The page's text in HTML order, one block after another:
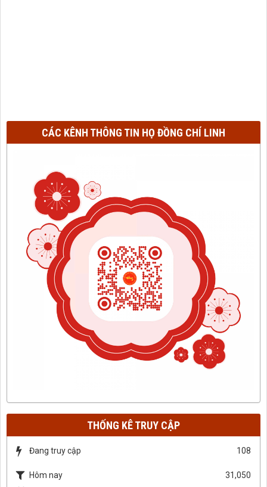
CÁC KÊNH THÔNG TIN HỌ ĐỒNG CHÍ LINH
THỐNG KÊ TRUY CẬP
Đang truy cập 108
Hôm nay
31,050